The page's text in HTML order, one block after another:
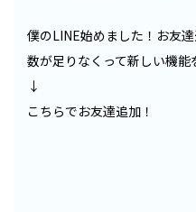
僕のLINE始めました！お友
数が足りなくって新しい機能
↓
こちらでお友達追加！